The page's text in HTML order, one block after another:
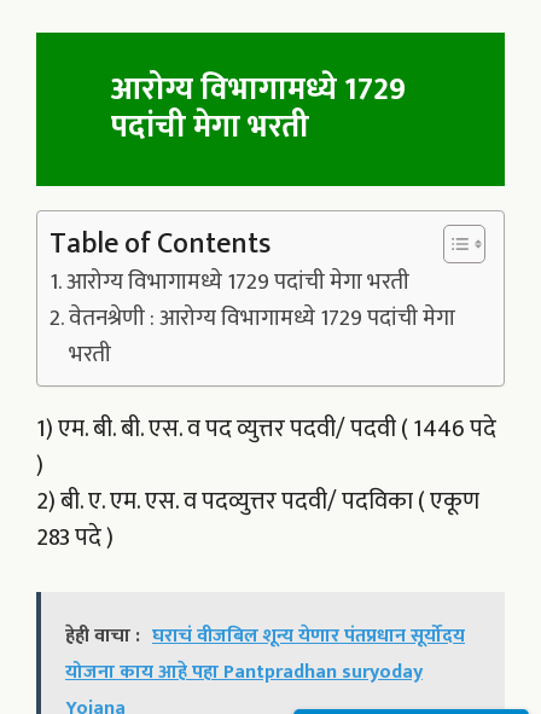
आरोग्य विभागामध्ये 1729
पदांची मेगा भरती
Table of Contents
आरोग्य विभागामध्ये 1729 पदांची मेगा भरती
वेतनश्रेणी : आरोग्य विभागामध्ये 1729 पदांची मेगा
भरती
1) एम. बी. बी. एस. व पद व्युत्तर पदवी/ पदवी ( 1446 पदे
)
2) बी. ए. एम. एस. व पदव्युत्तर पदवी/ पदविका ( एकूण
283 पदे )
हेही वाचा : घराचं वीजबिल शून्य येणार पंतप्रधान सूर्योदय
योजना काय आहे पहा Pantpradhan suryoday